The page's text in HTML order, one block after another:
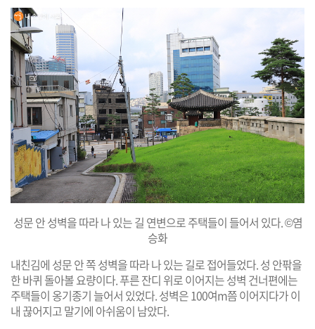
성문 안 성벽을 따라 나 있는 길 연변으로 주택들이 들어서 있다. ©염
승화
내친김에 성문 안 쪽 성벽을 따라 나 있는 길로 접어들었다. 성 안팎을
한 바퀴 돌아볼 요량이다. 푸른 잔디 위로 이어지는 성벽 건너편에는
주택들이 옹기종기 늘어서 있었다. 성벽은 100여m쯤 이어지다가 이
내 끊어지고 말기에 아쉬움이 남았다.